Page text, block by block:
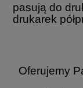
pasują do
drukarek
Oferujemy